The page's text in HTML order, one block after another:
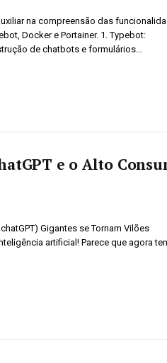
na compreensão das
Docker e Portainer. 1. Typebot:
de chatbots e formulários…
e o Alto
Gigantes se Tornam Vilões
artificial! Parece que agora